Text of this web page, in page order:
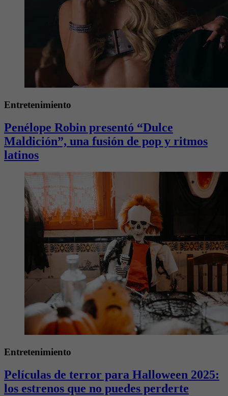
Entretenimiento
Penélope Robin presentó “Dulce
Maldición”, una fusión de pop y ritmos
latinos
Entretenimiento
Películas de terror para Halloween 2025:
los estrenos que no puedes perderte